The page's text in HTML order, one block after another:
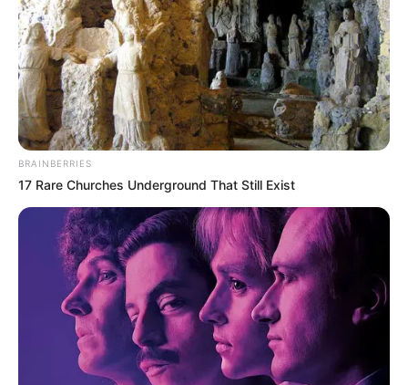
Why everything you thought you knew about water
might be wrong
CTA Love